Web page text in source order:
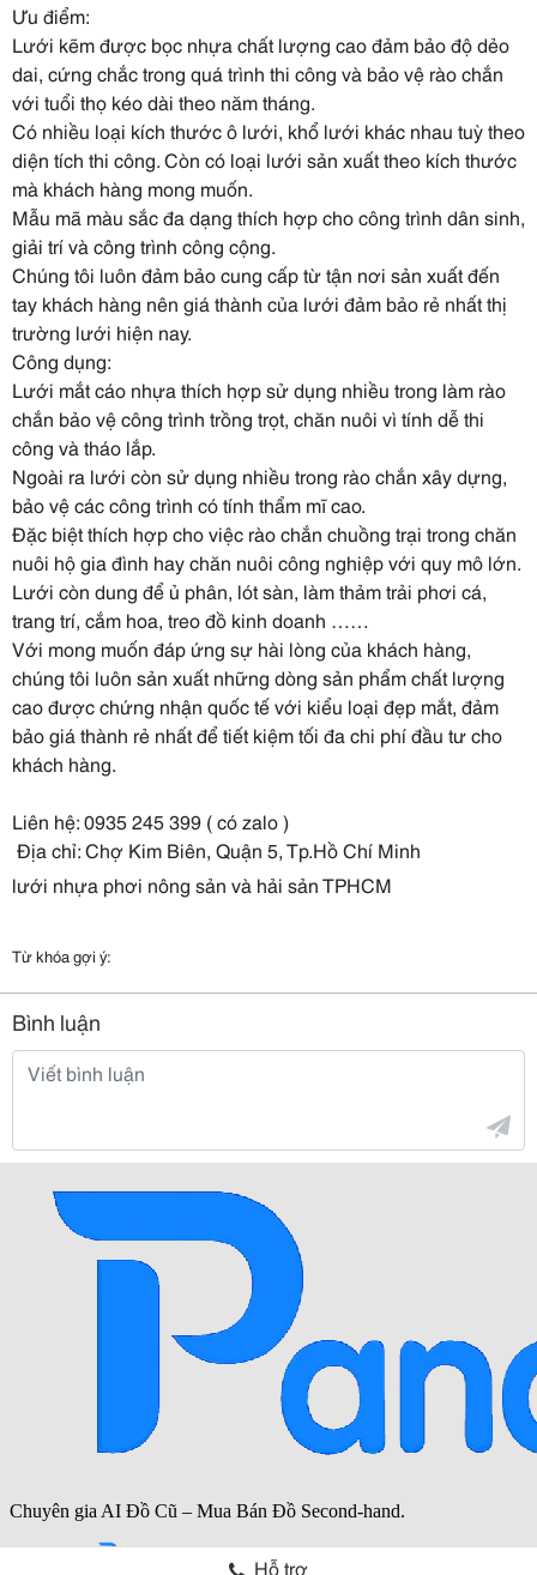
Ưu điểm:
Lưới kẽm được bọc nhựa chất lượng cao đảm bảo độ dẻo
dai, cứng chắc trong quá trình thi công và bảo vệ rào chắn
với tuổi thọ kéo dài theo năm tháng.
Có nhiều loại kích thước ô lưới, khổ lưới khác nhau tuỳ theo
diện tích thi công. Còn có loại lưới sản xuất theo kích thước
mà khách hàng mong muốn.
Mẫu mã màu sắc đa dạng thích hợp cho công trình dân sinh,
giải trí và công trình công cộng.
Chúng tôi luôn đảm bảo cung cấp từ tận nơi sản xuất đến
tay khách hàng nên giá thành của lưới đảm bảo rẻ nhất thị
trường lưới hiện nay.
Công dụng:
Lưới mắt cáo nhựa thích hợp sử dụng nhiều trong làm rào
chắn bảo vệ công trình trồng trọt, chăn nuôi vì tính dễ thi
công và tháo lắp.
Ngoài ra lưới còn sử dụng nhiều trong rào chắn xây dựng,
bảo vệ các công trình có tính thẩm mĩ cao.
Đặc biệt thích hợp cho việc rào chắn chuồng trại trong chăn
nuôi hộ gia đình hay chăn nuôi công nghiệp với quy mô lớn.
Lưới còn dung để ủ phân, lót sàn, làm thảm trải phơi cá,
trang trí, cắm hoa, treo đồ kinh doanh ……
Với mong muốn đáp ứng sự hài lòng của khách hàng,
chúng tôi luôn sản xuất những dòng sản phẩm chất lượng
cao được chứng nhận quốc tế với kiểu loại đẹp mắt, đảm
bảo giá thành rẻ nhất để tiết kiệm tối đa chi phí đầu tư cho
khách hàng.
Liên hệ: 0935 245 399 ( có zalo )
Địa chỉ: Chợ Kim Biên, Quận 5, Tp.Hồ Chí Minh
lưới nhựa phơi nông sản và hải sản TPHCM
Từ khóa gợi ý:
Bình luận
Hỗ trợ